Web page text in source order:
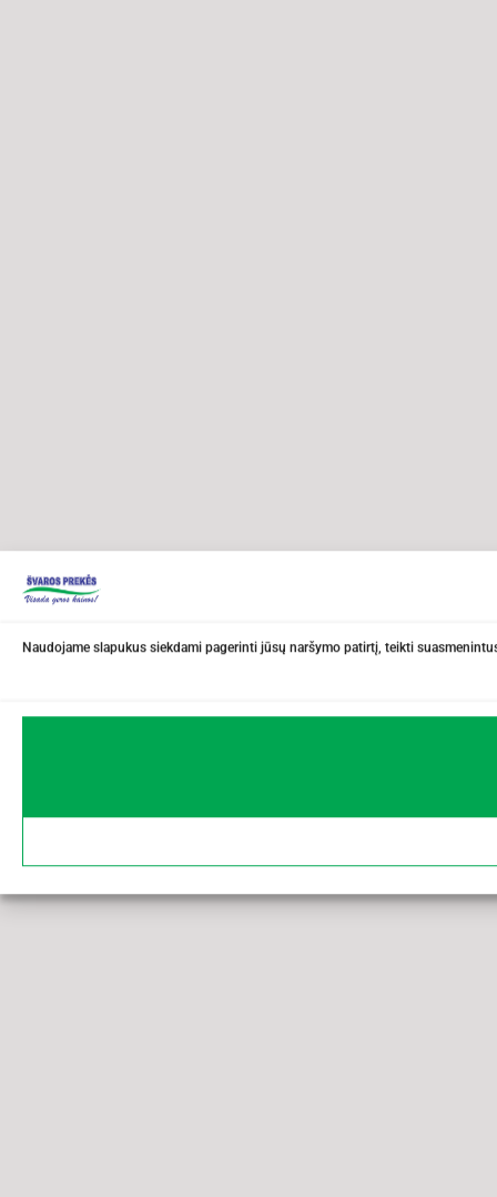
Naudojame slapukus siekdami pagerinti jūsų naršymo patirtį, teikti